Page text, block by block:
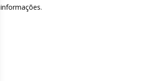
informações.